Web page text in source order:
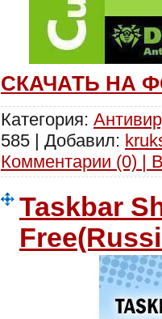
СКАЧАТЬ НА
Категория:
585 | Добавил:
Комментарии (0) |
Taskbar